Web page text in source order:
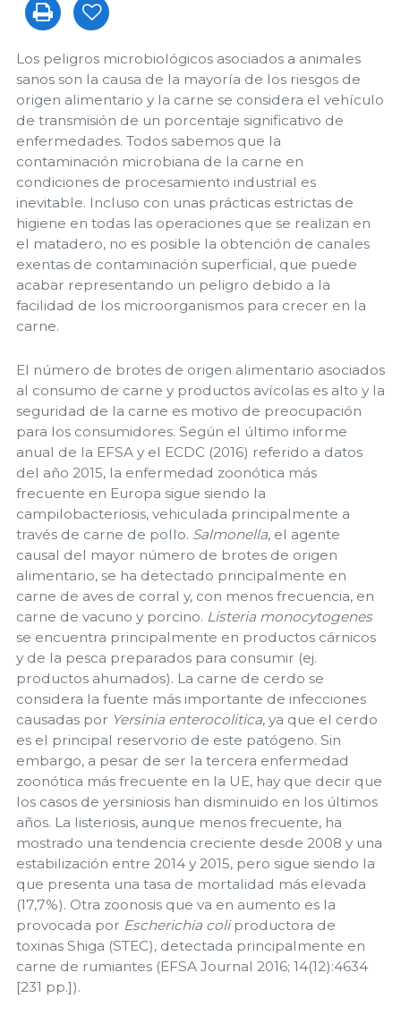
Los peligros microbiológicos asociados a animales
sanos son la causa de la mayoría de los riesgos de
origen alimentario y la carne se considera el vehículo
de transmisión de un porcentaje significativo de
enfermedades. Todos sabemos que la
contaminación microbiana de la carne en
condiciones de procesamiento industrial es
inevitable. Incluso con unas prácticas estrictas de
higiene en todas las operaciones que se realizan en
el matadero, no es posible la obtención de canales
exentas de contaminación superficial, que puede
acabar representando un peligro debido a la
facilidad de los microorganismos para crecer en la
carne.
El número de brotes de origen alimentario asociados
al consumo de carne y productos avícolas es alto y la
seguridad de la carne es motivo de preocupación
para los consumidores. Según el último informe
anual de la EFSA y el ECDC (2016) referido a datos
del año 2015, la enfermedad zoonótica más
frecuente en Europa sigue siendo la
campilobacteriosis, vehiculada principalmente a
través de carne de pollo. Salmonella, el agente
causal del mayor número de brotes de origen
alimentario, se ha detectado principalmente en
carne de aves de corral y, con menos frecuencia, en
carne de vacuno y porcino. Listeria monocytogenes
se encuentra principalmente en productos cárnicos
y de la pesca preparados para consumir (ej.
productos ahumados). La carne de cerdo se
considera la fuente más importante de infecciones
causadas por Yersinia enterocolitica, ya que el cerdo
es el principal reservorio de este patógeno. Sin
embargo, a pesar de ser la tercera enfermedad
zoonótica más frecuente en la UE, hay que decir que
los casos de yersiniosis han disminuido en los últimos
años. La listeriosis, aunque menos frecuente, ha
mostrado una tendencia creciente desde 2008 y una
estabilización entre 2014 y 2015, pero sigue siendo la
que presenta una tasa de mortalidad más elevada
(17,7%). Otra zoonosis que va en aumento es la
provocada por Escherichia coliproductora de
toxinas Shiga (STEC), detectada principalmente en
carne de rumiantes (EFSA Journal 2016; 14(12):4634
[231 pp.]).